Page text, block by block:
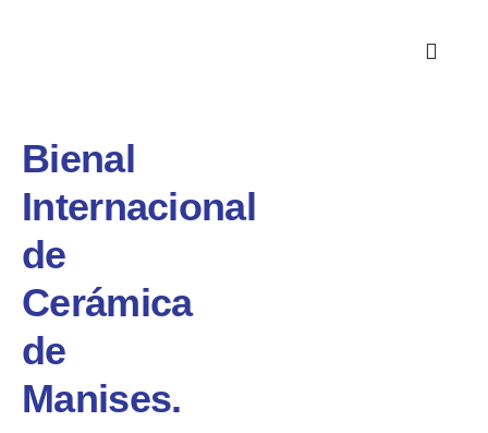
Bienal
Internacional
de
Cerámica
de
Manises.